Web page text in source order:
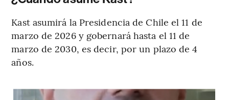
Kast asumirá la Presidencia de Chile el 11 de
marzo de 2026 y gobernará hasta el 11 de
marzo de 2030, es decir, por un plazo de 4
años.